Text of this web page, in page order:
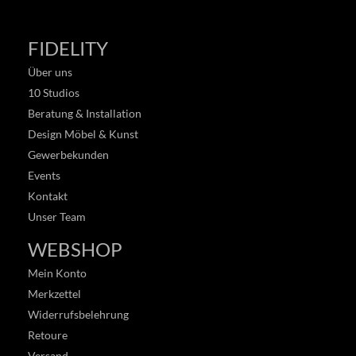
FIDELITY
Über uns
10 Studios
Beratung & Installation
Design Möbel & Kunst
Gewerbekunden
Events
Kontakt
Unser Team
WEBSHOP
Mein Konto
Merkzettel
Widerrufsbelehrung
Retoure